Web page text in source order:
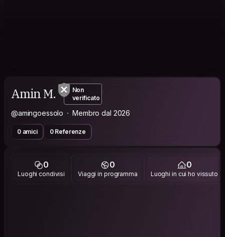
Amin M.
Non
verificato
@amingoessolo Membro dal 2026
0 amici 0 Referenze
0
Luoghi condivisi
0
Viaggi in programma
0
Luoghi in cui ho vissuto